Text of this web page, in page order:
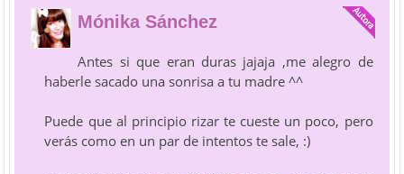
Mónika Sánchez
Antes si que eran duras jajaja ,me alegro de
haberle sacado una sonrisa a tu madre ^^
Puede que al principio rizar te cueste un poco, pero
verás como en un par de intentos te sale, :)